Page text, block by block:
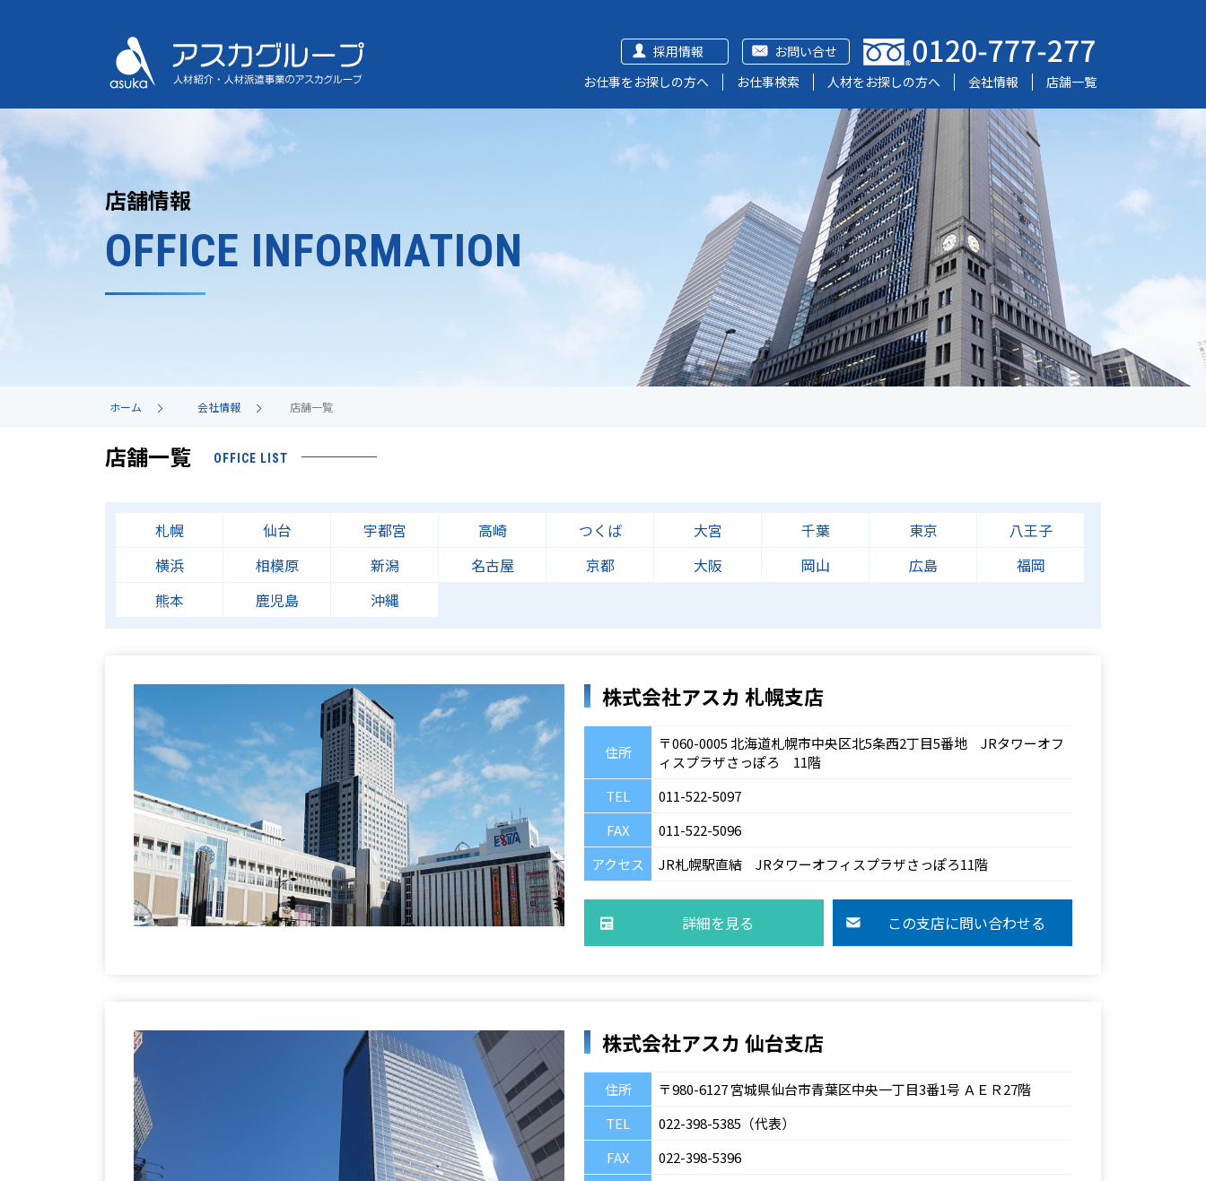
お問い合せ
採用情報
お仕事をお探しの方へ
お仕事検索 人材をお探しの方へ 会社情報 店舗一覧
店舗情報
OFFICE INFORMATION
ホーム 会社情報 店舗一覧
店舗一覧 OFFICE LIST
札幌 仙台 宇都宮 高崎 つくば 大宮 千葉 東京
八王子
横浜
相模原 新潟 名古屋 京都 大阪 岡山 広島
福岡
熊本
鹿児島 沖縄
株式会社アスカ 札幌支店
住所
〒060-0005 北海道札幌市中央区北5条西2丁目5番地 JRタワーオフ
ィスプラザさっぽろ 11階
TEL
011-522-5097
FAX
011-522-5096
アクセス
JR札幌駅直結 JRタワーオフィスプラザさっぽろ11階
詳細を見る この支店に問い合わせる
株式会社アスカ 仙台支店
住所
〒980-6127 宮城県仙台市青葉区中央一丁目3番1号 ＡＥＲ27階
TEL
022-398-5385（代表）
FAX
022-398-5396